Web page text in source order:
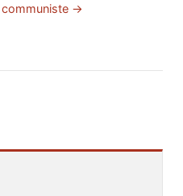
communiste →